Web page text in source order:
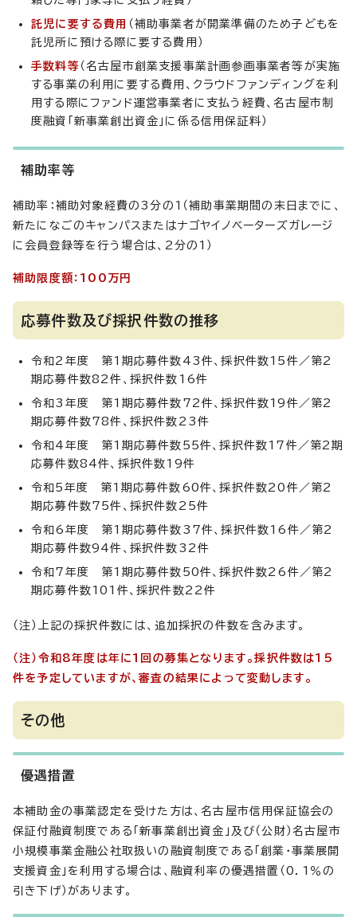
託児に要する費用 （補助事業者が開業準備のため子どもを
託児所に預ける際に要する費用）
手数料等 （名古屋市創業支援事業計画参画事業者等が実施
する事業の利用に要する費用、クラウドファンディングを利
用する際にファンド運営事業者に支払う経費、名古屋市制
度融資「新事業創出資金」に係る信用保証料）
補助率等
補助率：補助対象経費の3分の1（補助事業期間の末日までに、
新たになごのキャンパスまたはナゴヤイノベーターズガレージ
に会員登録等を行う場合は、2分の1）
補助限度額：100万円
応募件数及び採択件数の推移
令和2年度 第1期応募件数43件、採択件数15件／第2
期応募件数82件、採択件数16件
令和3年度 第1期応募件数72件、採択件数19件／第2
期応募件数78件、採択件数23件
令和4年度 第1期応募件数55件、採択件数17件／第2期
応募件数84件、採択件数19件
令和5年度 第1期応募件数60件、採択件数20件／第2
期応募件数75件、採択件数25件
令和6年度 第1期応募件数37件、採択件数16件／第2
期応募件数94件、採択件数32件
令和7年度 第1期応募件数50件、採択件数26件／第2
期応募件数101件、採択件数22件
（注）上記の採択件数には、追加採択の件数を含みます。
（注） 令和8年度は年に1回の募集となります。採択件数は15
件を予定していますが、審査の結果によって変動します。
その他
優遇措置
本補助金の事業認定を受けた方は、名古屋市信用保証協会の
保証付融資制度である「新事業創出資金」及び（公財）名古屋市
小規模事業金融公社取扱いの融資制度である「創業・事業展開
支援資金」を利用する場合は、融資利率の優遇措置（0．1％の
引き下げ）があります。